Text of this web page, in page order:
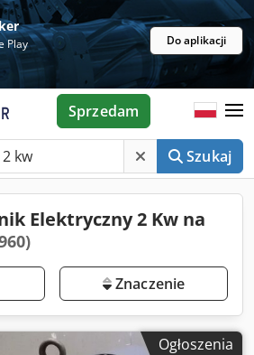
Play Do aplikacji
Szukaj
Sprzedam
Elektryczny 2 Kw na
Znaczenie
Ogłoszenia